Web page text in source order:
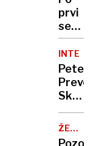
dežju
prvi
seriji
tretja
Peter
Prevc:
policaji
niso
ŽELJA
Pozor: